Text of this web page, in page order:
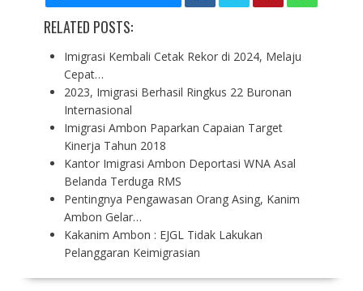
RELATED POSTS:
Imigrasi Kembali Cetak Rekor di 2024, Melaju
Cepat…
2023, Imigrasi Berhasil Ringkus 22 Buronan
Internasional
Imigrasi Ambon Paparkan Capaian Target
Kinerja Tahun 2018
Kantor Imigrasi Ambon Deportasi WNA Asal
Belanda Terduga RMS
Pentingnya Pengawasan Orang Asing, Kanim
Ambon Gelar…
Kakanim Ambon : EJGL Tidak Lakukan
Pelanggaran Keimigrasian